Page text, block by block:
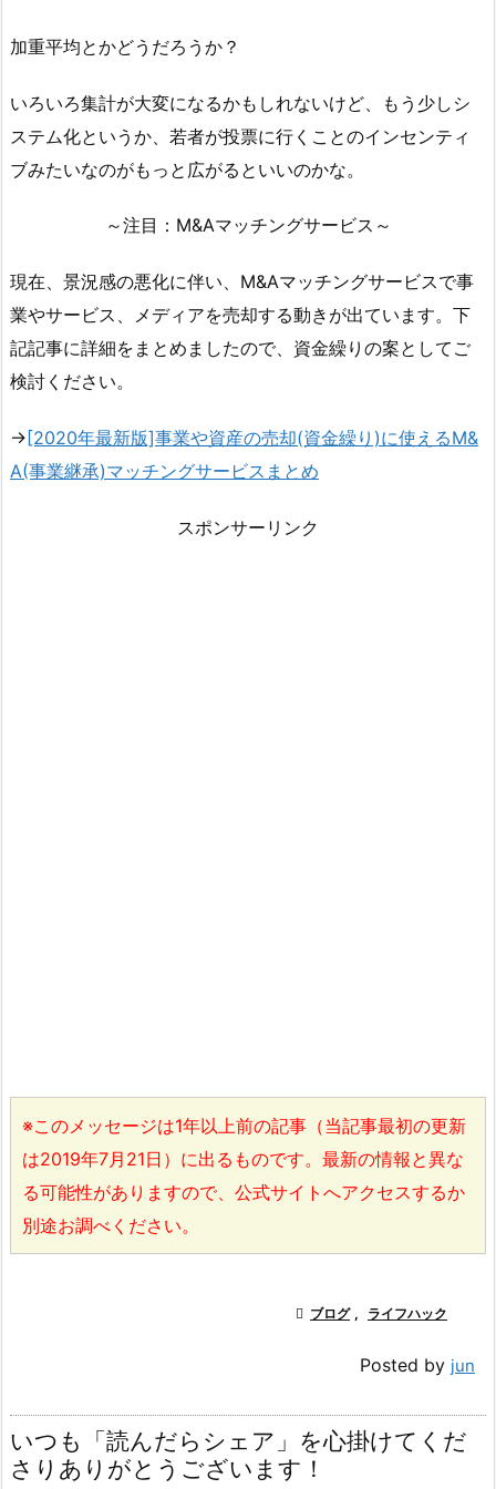
加重平均とかどうだろうか？
いろいろ集計が大変になるかもしれないけど、もう少しシ
ステム化というか、若者が投票に行くことのインセンティ
ブみたいなのがもっと広がるといいのかな。
～注目：M&Aマッチングサービス～
現在、景況感の悪化に伴い、M&Aマッチングサービスで事
業やサービス、メディアを売却する動きが出ています。下
記記事に詳細をまとめましたので、資金繰りの案としてご
検討ください。
→[2020年最新版]事業や資産の売却(資金繰り)に使えるM&
A(事業継承)マッチングサービスまとめ
スポンサーリンク
※このメッセージは1年以上前の記事（当記事最初の更新
は2019年7月21日）に出るものです。最新の情報と異な
る可能性がありますので、公式サイトへアクセスするか
別途お調べください。
 ブログ , ライフハック
Posted by jun
いつも「読んだらシェア」を心掛けてくだ
さりありがとうございます！